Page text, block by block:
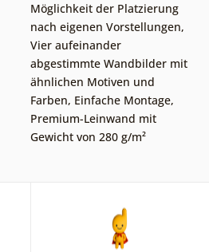
Möglichkeit der Platzierung
nach eigenen Vorstellungen,
Vier aufeinander
abgestimmte Wandbilder mit
ähnlichen Motiven und
Farben, Einfache Montage,
Premium-Leinwand mit
Gewicht von 280 g/m²